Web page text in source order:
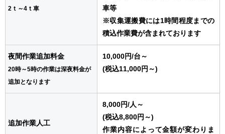
2ｔ～4ｔ車
車等
※収集運搬費には1時間程度までの
積込作業費が含まれております
夜間作業追加料金
20時～5時の作業は深夜料金が
追加となります
10,000円/台 ～
(税込11,000円～)
追加作業人工
8,000円/人 ～
(税込8,800円～)
作業内容によって金額が変わりま